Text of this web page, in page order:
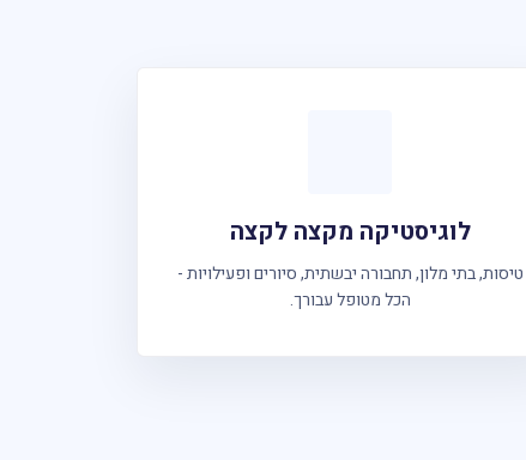
לוגיסטיקה מקצה לקצה
טיסות, בתי מלון, תחבורה יבשתית, סיורים ופעילויות -
הכל מטופל עבורך.